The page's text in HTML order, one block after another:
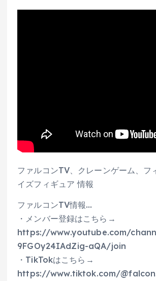
ファルコンTV、クレーンゲーム、フ
イズフィギュア 情報
ファルコンTV情報…
・メンバー登録はこちら→
https://www.youtube.com/
9FGOy24IAdZig-aQA/join
・TikTokはこちら→
https://www.tiktok.com/